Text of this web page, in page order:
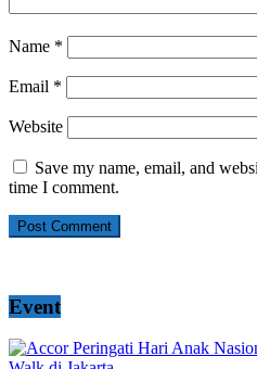
Name *
Email *
Website
Save my name, email, and
time I comment.
Event